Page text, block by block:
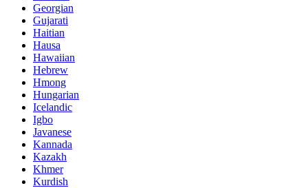
Georgian
Gujarati
Haitian
Hausa
Hawaiian
Hebrew
Hmong
Hungarian
Icelandic
Igbo
Javanese
Kannada
Kazakh
Khmer
Kurdish